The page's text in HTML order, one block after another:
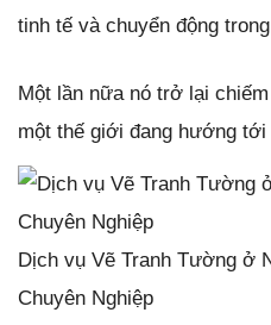
tinh tế và chuyển động
Một lần nữa nó trở lại
một thế giới đang hướng
Dịch vụ Vẽ Tranh Tường ở
Chuyên Nghiệp